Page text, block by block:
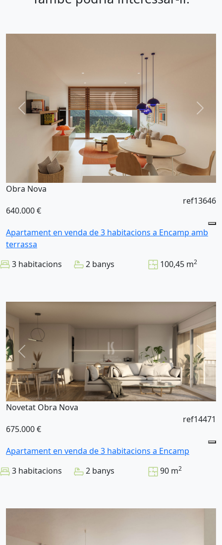
Obra Nova
640.000 €
ref13646
Apartament en venda de 3 habitacions a Encamp amb
terrassa
3 habitacions
2 banys 100,45 m2
Novetat Obra Nova
675.000 €
ref14471
Apartament en venda de 3 habitacions a Encamp
3 habitacions
2 banys 90 m2